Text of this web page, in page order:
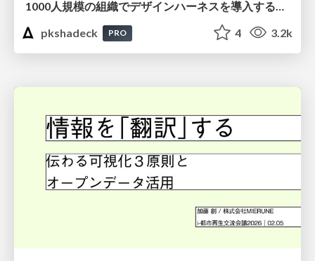
pkshadeck
PRO 4 3.2k